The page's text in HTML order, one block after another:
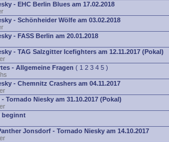
- EHC Berlin Blues am 17.02.2018
- Schönheider Wölfe am 03.02.2018
- FASS Berlin am 20.01.2018
- TAG Salzgitter Icefighters am 12.11.2017 (Pokal)
- Allgemeine Fragen ( 1 2 3 4 5 )
- Chemnitz Crashers am 04.11.2017
Tornado Niesky am 31.10.2017 (Pokal)
beginnt
Jonsdorf - Tornado Niesky am 14.10.2017